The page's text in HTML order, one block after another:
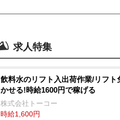
求人特集
飲料水のリフト入出荷作業/リフト
かせる!時給1600円で稼げる
株式会社トーコー
時給1,600円